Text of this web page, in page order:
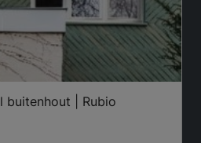
buitenhout | Rubio